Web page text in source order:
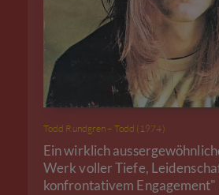
Todd Rundgren – Todd (1974)
Ein wirklich
Werk voller Tiefe,
konfrontativem Engagement"